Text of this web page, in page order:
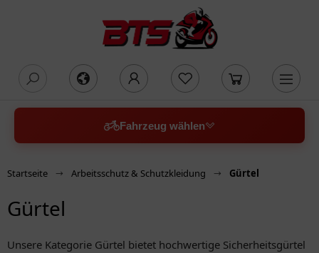
Fahrzeug wählen
Startseite Arbeitsschutz & Schutzkleidung Gürtel
Gürtel
Unsere Kategorie Gürtel bietet hochwertige Sicherheitsgürtel